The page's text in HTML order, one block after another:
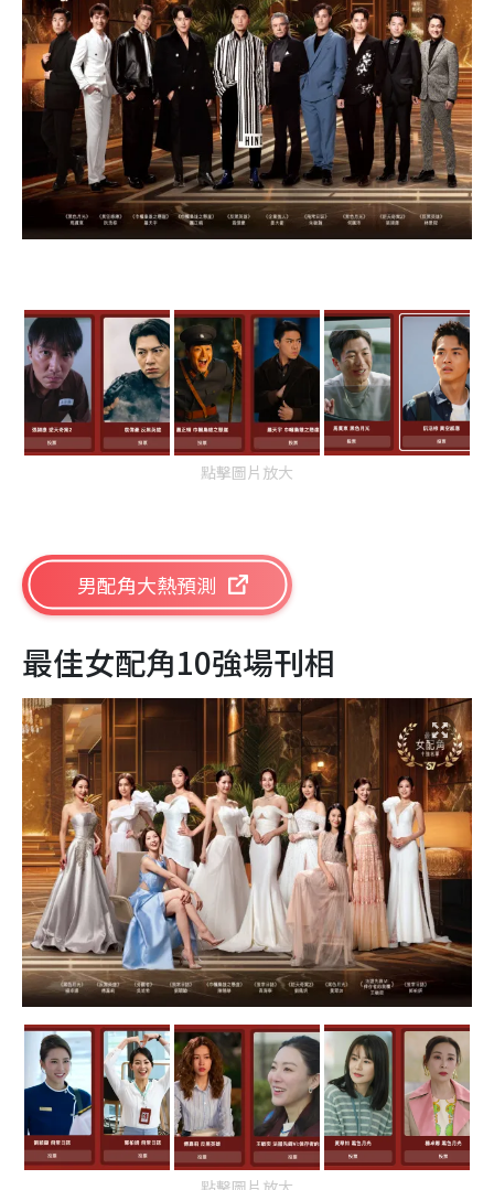
點擊圖片放大
男配角大熱預測
最佳女配角10強場刊相